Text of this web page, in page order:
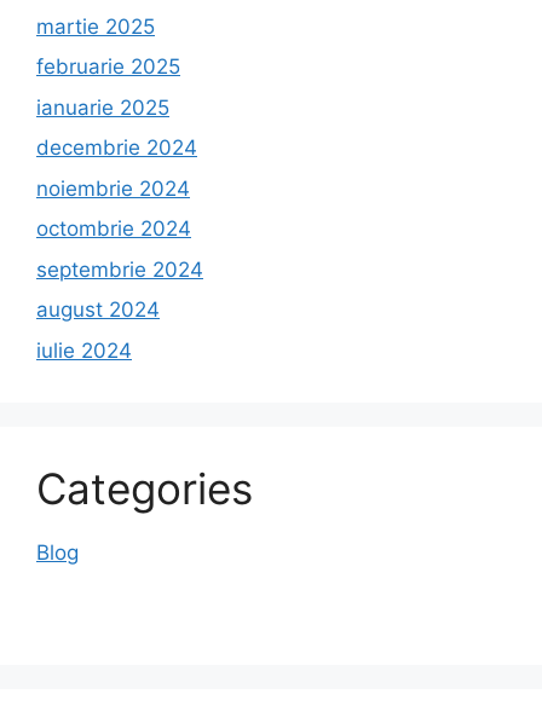
martie 2025
februarie 2025
ianuarie 2025
decembrie 2024
noiembrie 2024
octombrie 2024
septembrie 2024
august 2024
iulie 2024
Categories
Blog